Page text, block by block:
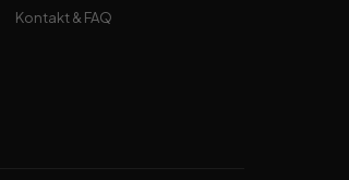
Kontakt & FAQ